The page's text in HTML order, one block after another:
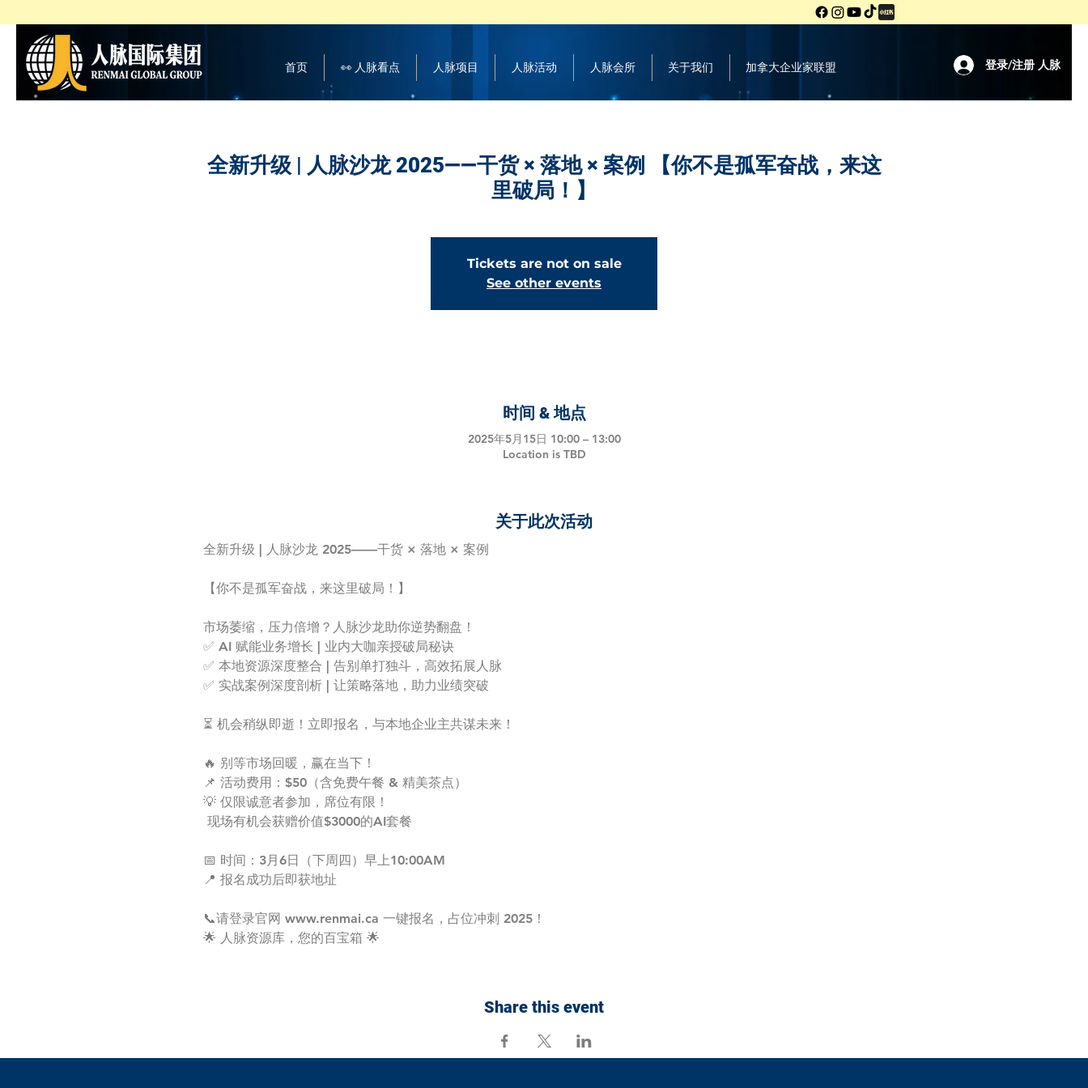
首页 👀 人脉看点 人脉项目 人脉活动 人脉会所 关于我们 加拿大企业家联盟 登录/注册 人脉
全新升级 | 人脉沙龙 2025——干货 × 落地 × 案例 【你不是孤军奋战，来这
里破局！】
Tickets are not on sale
See other events
时间 & 地点
2025年5月15日 10:00 – 13:00
Location is TBD
关于此次活动
全新升级 | 人脉沙龙 2025——干货 × 落地 × 案例
【你不是孤军奋战，来这里破局！】
市场萎缩，压力倍增？人脉沙龙助你逆势翻盘！
✅ AI 赋能业务增长 | 业内大咖亲授破局秘诀
✅ 本地资源深度整合 | 告别单打独斗，高效拓展人脉
✅ 实战案例深度剖析 | 让策略落地，助力业绩突破
⏳ 机会稍纵即逝！立即报名，与本地企业主共谋未来！
🔥 别等市场回暖，赢在当下！
📌 活动费用：$50（含免费午餐 & 精美茶点）
💡 仅限诚意者参加，席位有限！
现场有机会获赠价值$3000的AI套餐
📅 时间：3月6日（下周四）早上10:00AM
📍 报名成功后即获地址
📞请登录官网 www.renmai.ca 一键报名，占位冲刺 2025！
🌟 人脉资源库，您的百宝箱 🌟
Share this event